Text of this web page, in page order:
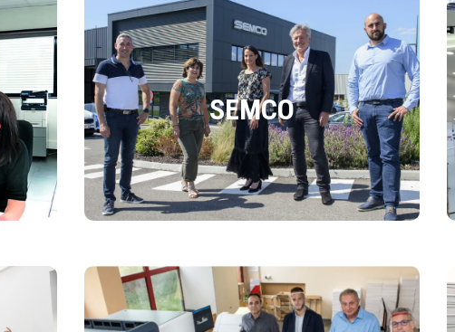
SEMCO
SEMCO
SEMCO : l’exigence industrielleà tous les niveaux
DÉCOUVRIR L'ARTICLE